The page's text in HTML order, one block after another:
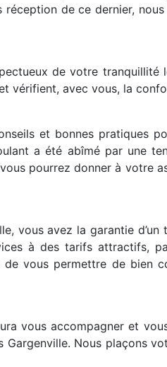
de ce dernier,
de votre tranquillité
vérifient, avec vous, la
et bonnes pratiques
a été abîmé par une
pourrez donner à votre
vous avez la garantie d’un
à des tarifs attractifs,
vous permettre de bien
vous accompagner et
Nous plaçons